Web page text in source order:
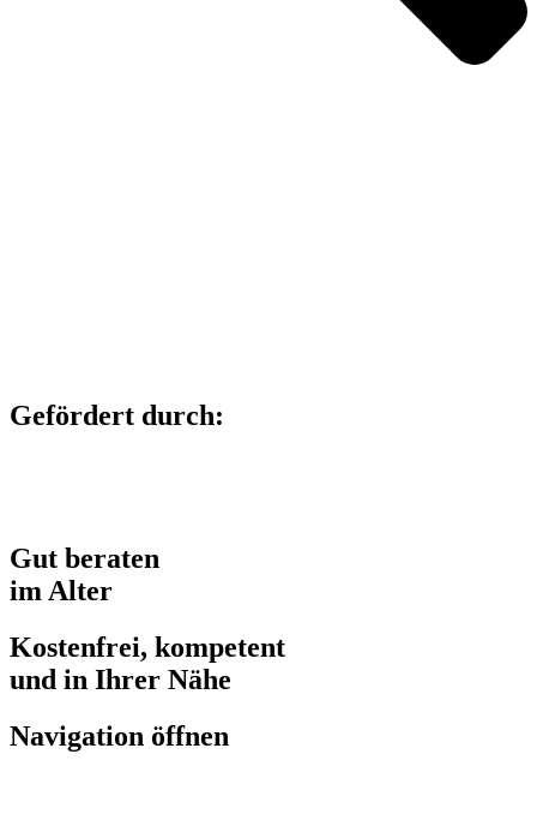
Gefördert durch:
Gut beraten
im Alter
Kostenfrei, kompetent
und in Ihrer Nähe
Navigation öffnen